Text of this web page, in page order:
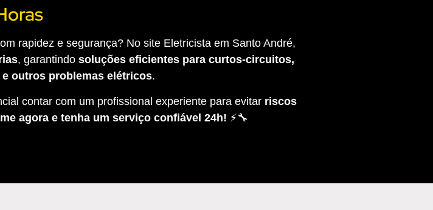
rapidez e segurança? No site Eletricista em Santo André,
, garantindo soluções eficientes para curtos-circuitos,
outros problemas elétricos.
contar com um profissional experiente para evitar riscos
agora e tenha um serviço confiável 24h! ⚡🔧